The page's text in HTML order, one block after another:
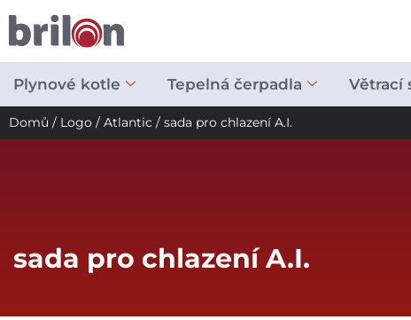
obsah
Plynové kotle Tepelná čerpadla Větrací
Domů / Logo / Atlantic / sada pro chlazení A.I.
sada pro chlazení A.I.